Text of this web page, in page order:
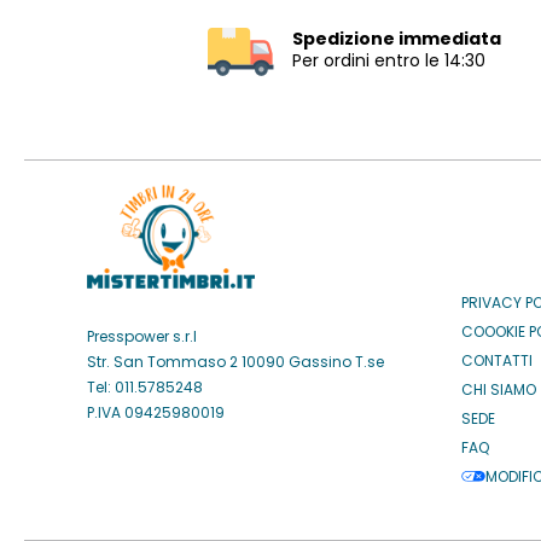
Spedizione immediata
Per ordini entro le 14:30
Presspower s.r.l
Str. San Tommaso 2 10090 Gassino T.se
Tel: 011.5785248
P.IVA 09425980019
PRIVACY
COOOKIE
CONTATTI
CHI SIAMO
SEDE
FAQ